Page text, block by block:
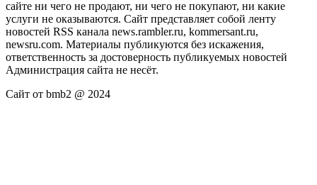
сайте ни чего не продают, ни чего не покупают, ни какие
услуги не оказываются. Сайт представляет собой ленту
новостей RSS канала news.rambler.ru, kommersant.ru,
newsru.com. Материалы публикуются без искажения,
ответственность за достоверность публикуемых новостей
Администрация сайта не несёт.
Сайт от bmb2 @ 2024